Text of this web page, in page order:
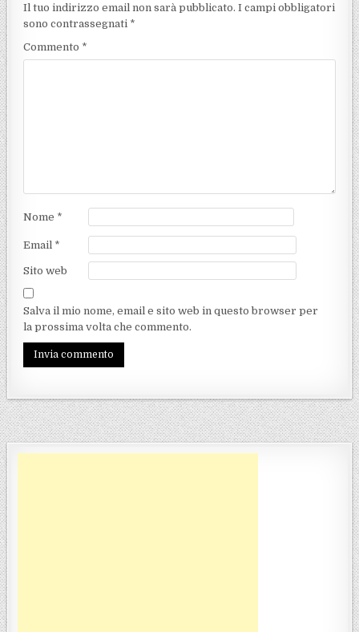
Il tuo indirizzo email non sarà pubblicato. I campi obbligatori
sono contrassegnati *
Commento *
Nome *
Email *
Sito web
Salva il mio nome, email e sito web in questo browser per
la prossima volta che commento.